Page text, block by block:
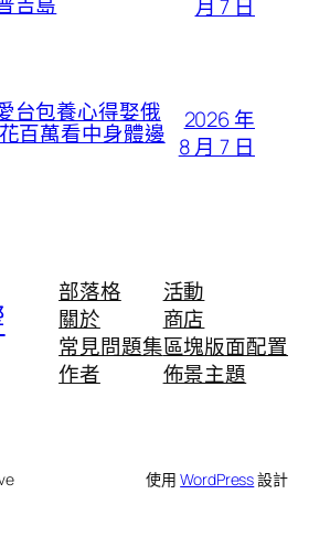
月 7 日
台包養心得娶俄
百萬看中身體邊
2026 年
8 月 7 日
部落格
關於
常見問題集
作者
活動
商店
區塊版面配置
佈景主題
使用WordPress設計